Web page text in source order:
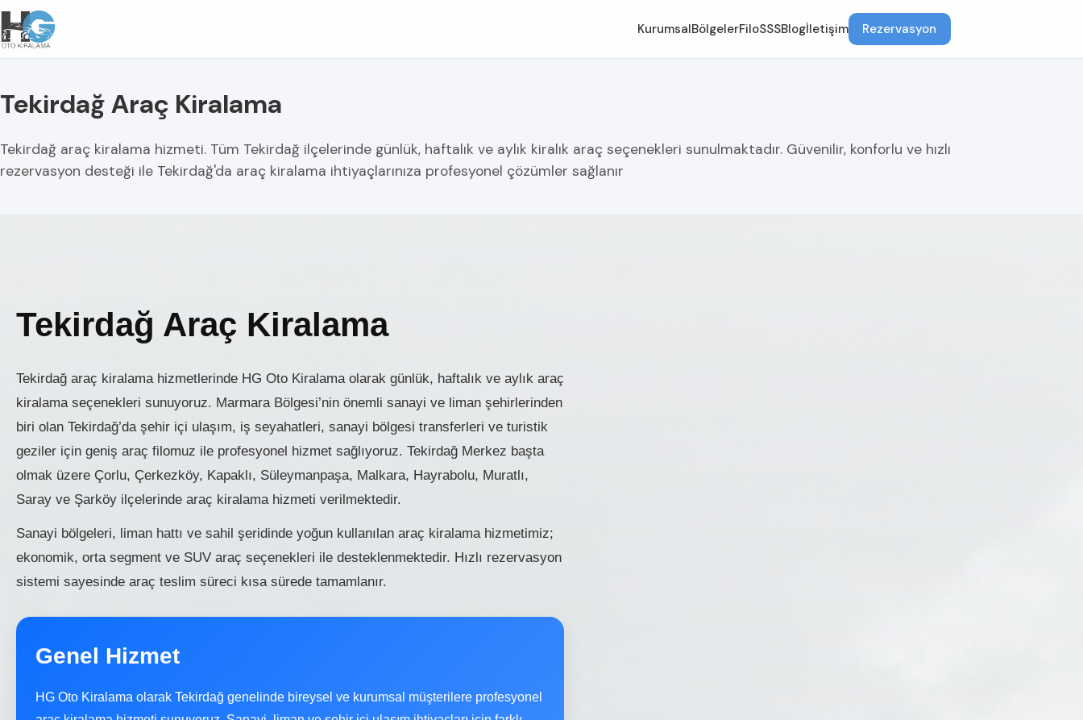
KurumsalBölgelerFiloSSSBlogİletişim Rezervasyon
Tekirdağ Araç Kiralama
Tekirdağ araç kiralama hizmeti. Tüm Tekirdağ ilçelerinde günlük, haftalık ve aylık kiralık araç seçenekleri sunulmaktadır. Güvenilir, konforlu ve hızlı
rezervasyon desteği ile Tekirdağ'da araç kiralama ihtiyaçlarınıza profesyonel çözümler sağlanır
Tekirdağ Araç Kiralama
Tekirdağ araç kiralama hizmetlerinde HG Oto Kiralama olarak günlük, haftalık ve aylık araç
kiralama seçenekleri sunuyoruz. Marmara Bölgesi’nin önemli sanayi ve liman şehirlerinden
biri olan Tekirdağ’da şehir içi ulaşım, iş seyahatleri, sanayi bölgesi transferleri ve turistik
geziler için geniş araç filomuz ile profesyonel hizmet sağlıyoruz. Tekirdağ Merkez başta
olmak üzere Çorlu, Çerkezköy, Kapaklı, Süleymanpaşa, Malkara, Hayrabolu, Muratlı,
Saray ve Şarköy ilçelerinde araç kiralama hizmeti verilmektedir.
Sanayi bölgeleri, liman hattı ve sahil şeridinde yoğun kullanılan araç kiralama hizmetimiz;
ekonomik, orta segment ve SUV araç seçenekleri ile desteklenmektedir. Hızlı rezervasyon
sistemi sayesinde araç teslim süreci kısa sürede tamamlanır.
Genel Hizmet
HG Oto Kiralama olarak Tekirdağ genelinde bireysel ve kurumsal müşterilere profesyonel